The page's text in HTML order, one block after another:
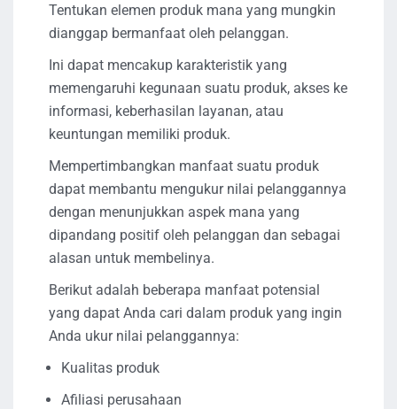
Tentukan elemen produk mana yang mungkin
dianggap bermanfaat oleh pelanggan.
Ini dapat mencakup karakteristik yang
memengaruhi kegunaan suatu produk, akses ke
informasi, keberhasilan layanan, atau
keuntungan memiliki produk.
Mempertimbangkan manfaat suatu produk
dapat membantu mengukur nilai pelanggannya
dengan menunjukkan aspek mana yang
dipandang positif oleh pelanggan dan sebagai
alasan untuk membelinya.
Berikut adalah beberapa manfaat potensial
yang dapat Anda cari dalam produk yang ingin
Anda ukur nilai pelanggannya:
Kualitas produk
Afiliasi perusahaan